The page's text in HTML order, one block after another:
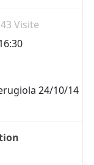
Visite
24/10/14